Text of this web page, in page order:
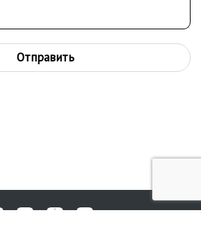
Отправить